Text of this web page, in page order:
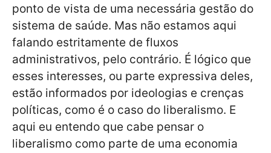
ponto de vista de uma necessária gestão do
sistema de saúde. Mas não estamos aqui
falando estritamente de fluxos
administrativos, pelo contrário. É lógico que
esses interesses, ou parte expressiva deles,
estão informados por ideologias e crenças
políticas, como é o caso do liberalismo. E
aqui eu entendo que cabe pensar o
liberalismo como parte de uma economia